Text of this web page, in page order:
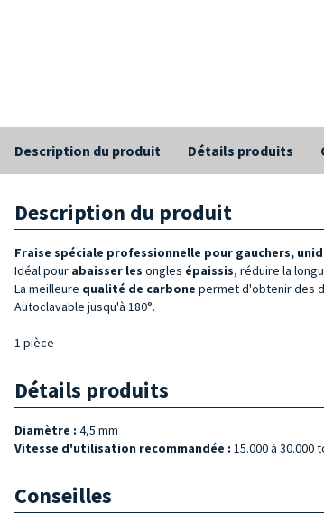
Description du produit Détails produits
Description du produit
Fraise spéciale professionnelle pour gauchers,
Idéal pour abaisser les ongles épaissis, réduire la
La meilleure qualité de carbone permet d'obtenir des
Autoclavable jusqu'à 180°.
1 pièce
Détails produits
Diamètre : 4,5 mm
Vitesse d'utilisation recommandée : 15.000 à 30.000
Conseilles